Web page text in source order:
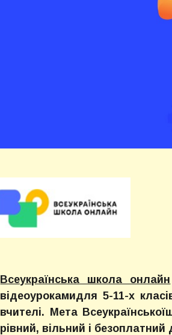
Всеукраїнська школа онлайн
відеоурокамидля 5-11-х
вчителі. Мета
рівний, вільний і безоплатний